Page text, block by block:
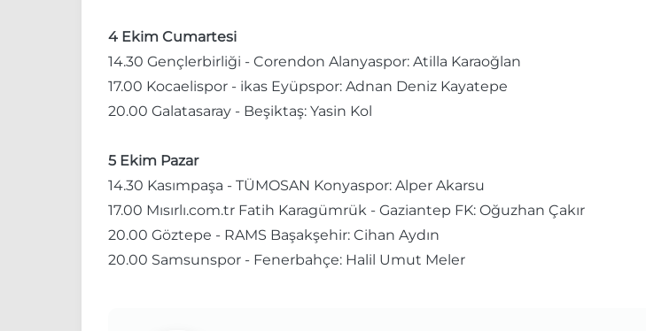
4 Ekim Cumartesi
14.30 Gençlerbirliği - Corendon Alanyaspor: Atilla Karaoğlan
17.00 Kocaelispor - ikas Eyüpspor: Adnan Deniz Kayatepe
20.00 Galatasaray - Beşiktaş: Yasin Kol
5 Ekim Pazar
14.30 Kasımpaşa - TÜMOSAN Konyaspor: Alper Akarsu
17.00 Mısırlı.com.tr Fatih Karagümrük - Gaziantep FK: Oğuzhan Çakır
20.00 Göztepe - RAMS Başakşehir: Cihan Aydın
20.00 Samsunspor - Fenerbahçe: Halil Umut Meler